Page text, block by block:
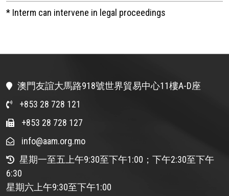
* Interm can intervene in legal proceedings
澳門友誼大馬路918號世界貿易中心11樓A-D座
+853 28 728 121
+853 28 728 127
info@aam.org.mo
星期一至五上午9:30至下午1:00；下午2:30至下午
6:30
星期六上午9:30至下午1:00